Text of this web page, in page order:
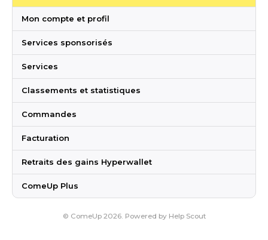
Mon compte et profil
Services sponsorisés
Services
Classements et statistiques
Commandes
Facturation
Retraits des gains Hyperwallet
ComeUp Plus
© ComeUp2026. Powered by Help Scout